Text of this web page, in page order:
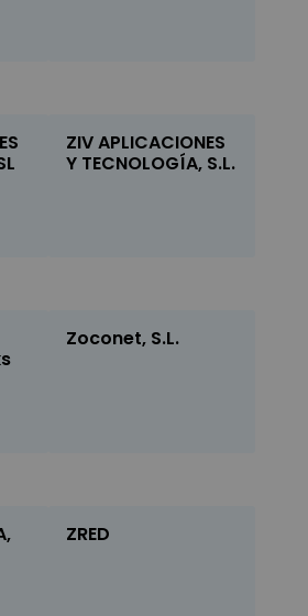
ZIV APLICACIONES
Y TECNOLOGÍA, S.L.
Zoconet, S.L.
ZRED